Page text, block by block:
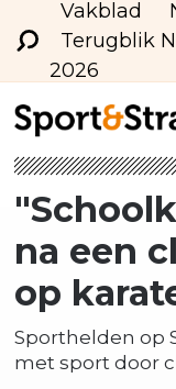
Vakblad
Terugblik
2026
na een
op
Sporthelden op
met sport door